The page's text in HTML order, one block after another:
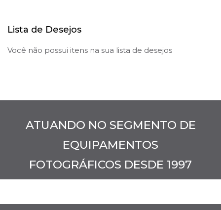
Lista de Desejos
Você não possui itens na sua lista de desejos
ATUANDO NO SEGMENTO DE
EQUIPAMENTOS
FOTOGRÁFICOS DESDE 1997